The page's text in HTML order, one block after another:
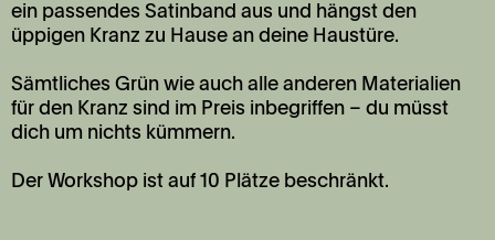
ein passendes Satinband aus und hängst den
üppigen Kranz zu Hause an deine Haustüre.
Sämtliches Grün wie auch alle anderen Materialien
für den Kranz sind im Preis inbegriffen – du müsst
dich um nichts kümmern.
Der Workshop ist auf 10 Plätze beschränkt.